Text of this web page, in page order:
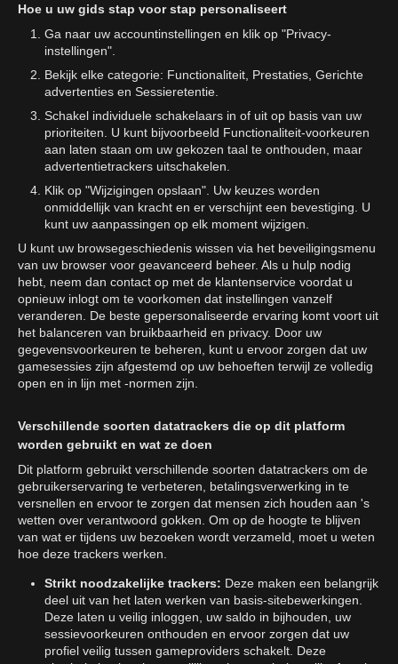
Hoe u uw gids stap voor stap personaliseert
Ga naar uw accountinstellingen en klik op "Privacy-
instellingen".
Bekijk elke categorie: Functionaliteit, Prestaties, Gerichte
advertenties en Sessieretentie.
Schakel individuele schakelaars in of uit op basis van uw
prioriteiten. U kunt bijvoorbeeld Functionaliteit-voorkeuren
aan laten staan om uw gekozen taal te onthouden, maar
advertentietrackers uitschakelen.
Klik op "Wijzigingen opslaan". Uw keuzes worden
onmiddellijk van kracht en er verschijnt een bevestiging. U
kunt uw aanpassingen op elk moment wijzigen.
U kunt uw browsegeschiedenis wissen via het beveiligingsmenu
van uw browser voor geavanceerd beheer. Als u hulp nodig
hebt, neem dan contact op met de klantenservice voordat u
opnieuw inlogt om te voorkomen dat instellingen vanzelf
veranderen. De beste gepersonaliseerde ervaring komt voort uit
het balanceren van bruikbaarheid en privacy. Door uw
gegevensvoorkeuren te beheren, kunt u ervoor zorgen dat uw
gamesessies zijn afgestemd op uw behoeften terwijl ze volledig
open en in lijn met -normen zijn.
Verschillende soorten datatrackers die op dit platform
worden gebruikt en wat ze doen
Dit platform gebruikt verschillende soorten datatrackers om de
gebruikerservaring te verbeteren, betalingsverwerking in te
versnellen en ervoor te zorgen dat mensen zich houden aan 's
wetten over verantwoord gokken. Om op de hoogte te blijven
van wat er tijdens uw bezoeken wordt verzameld, moet u weten
hoe deze trackers werken.
Strikt noodzakelijke trackers: Deze maken een belangrijk
deel uit van het laten werken van basis-sitebewerkingen.
Deze laten u veilig inloggen, uw saldo in bijhouden, uw
sessievoorkeuren onthouden en ervoor zorgen dat uw
profiel veilig tussen gameproviders schakelt. Deze